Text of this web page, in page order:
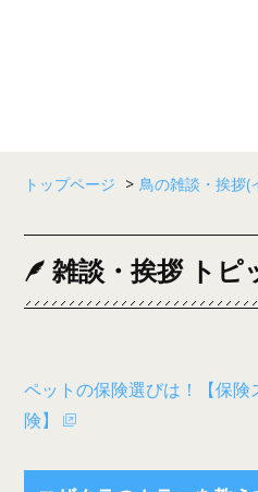
トップページ > 鳥の雑談・挨拶(
雑談・挨拶 トピ
ペットの保険選びは！【保
険】